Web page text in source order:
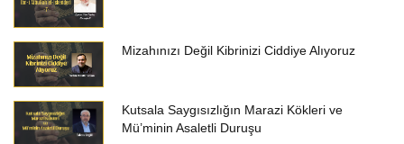
Mizahınızı Değil Kibrinizi Ciddiye Alıyoruz
Kutsala Saygısızlığın Marazi Kökleri ve
Mü’minin Asaletli Duruşu